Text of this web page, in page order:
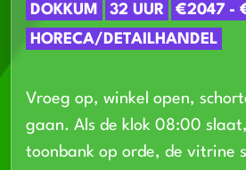
DOKKUM 32 UUR
€2047 -
HORECA/DETAILHANDEL
Vroeg op, winkel open,
gaan. Als de klok 08:00
toonbank op orde, de vitrine